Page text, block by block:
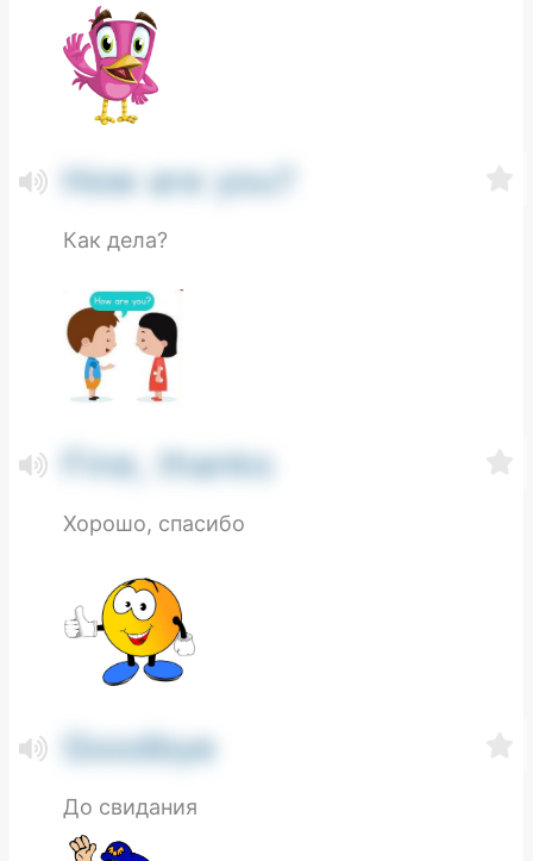
How are you?
Как дела?
Fine, thanks
Хорошо, спасибо
Goodbye
До свидания